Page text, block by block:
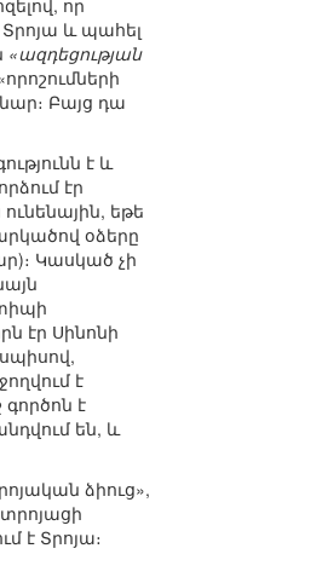
որ
և պահել
«ազդեցության
Բայց դա
է և
էր
եթե
օձերը
Կասկած չի
էր Սինոնի
է
է
են, և
ձիուց»,
է Տրոյա։